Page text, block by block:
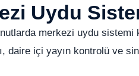
Uydu
merkezi uydu sistemi
daire içi yayın kontrolü ve